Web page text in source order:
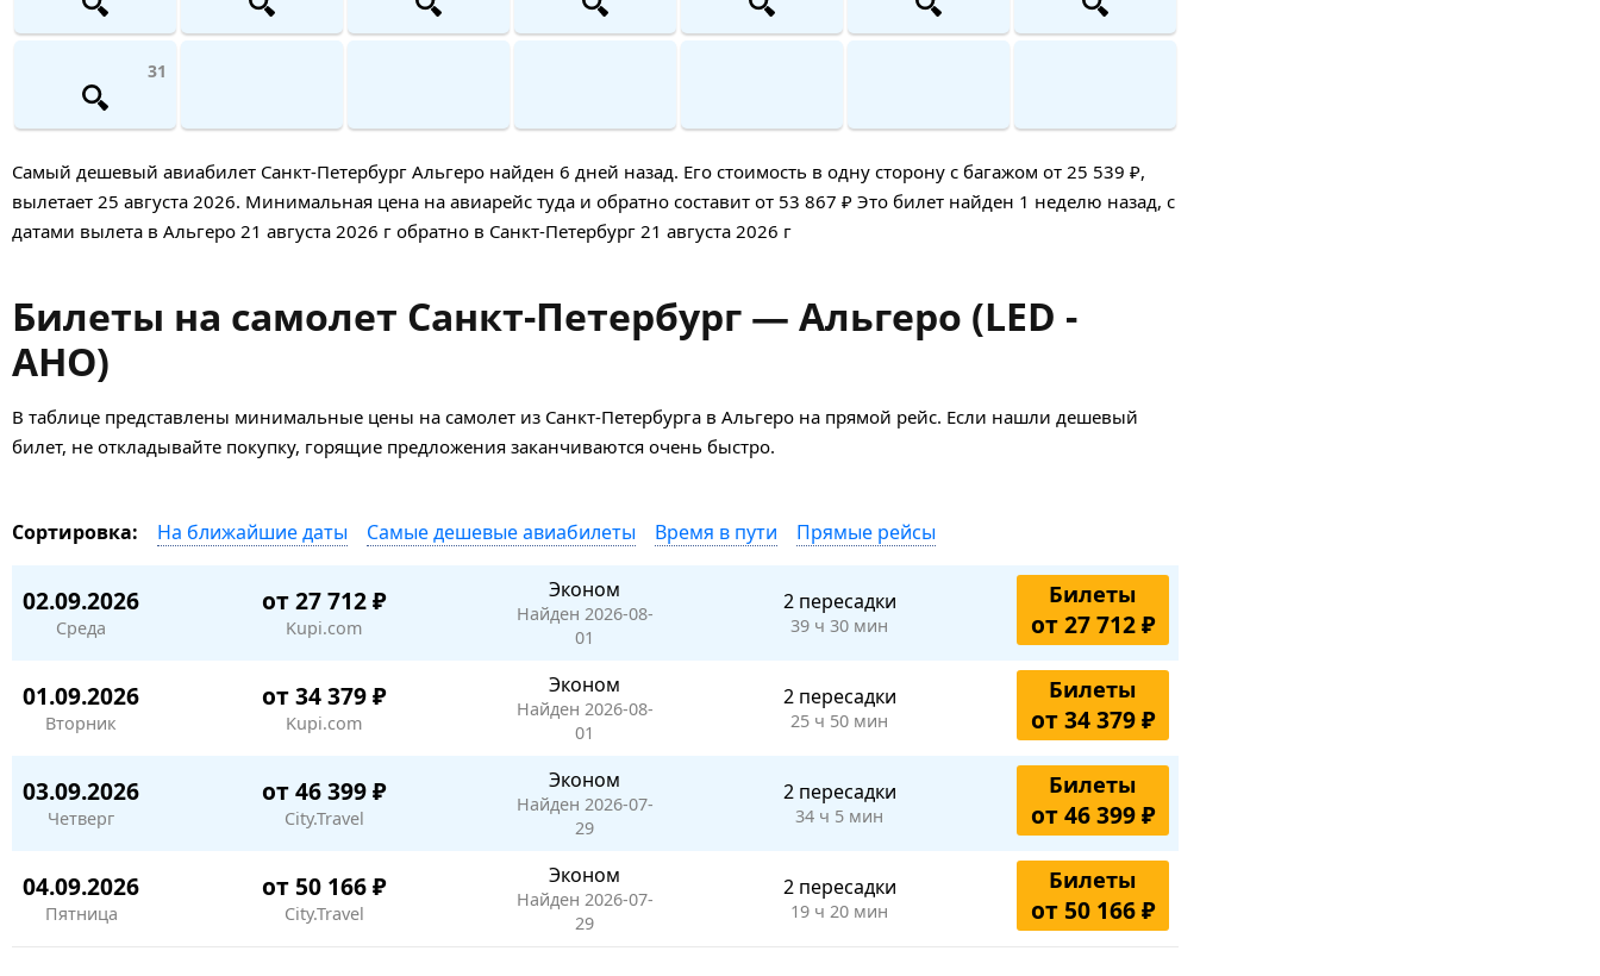
31
Самый дешевый авиабилет Санкт-Петербург Альгеро найден 6 дней назад. Его стоимость в одну сторону с багажом от 25 539 ₽,
вылетает 25 августа 2026. Минимальная цена на авиарейс туда и обратно составит от 53 867 ₽ Это билет найден 1 неделю назад, с
датами вылета в Альгеро 21 августа 2026 г обратно в Санкт-Петербург 21 августа 2026 г
Билеты на самолет Санкт-Петербург — Альгеро (LED -
AHO)
В таблице представлены минимальные цены на самолет из Санкт-Петербурга в Альгеро на прямой рейс. Если нашли дешевый
билет, не откладывайте покупку, горящие предложения заканчиваются очень быстро.
Сортировка: На ближайшие даты Самые дешевые авиабилеты Время в пути Прямые рейсы
02.09.2026
Среда
от 27 712 ₽
Kupi.com
Эконом
Найден 2026-08-
01
2 пересадки
39 ч 30 мин
Билеты
от 27 712 ₽
01.09.2026
Вторник
от 34 379 ₽
Kupi.com
Эконом
Найден 2026-08-
01
2 пересадки
25 ч 50 мин
Билеты
от 34 379 ₽
03.09.2026
Четверг
от 46 399 ₽
City.Travel
Эконом
Найден 2026-07-
29
2 пересадки
34 ч 5 мин
Билеты
от 46 399 ₽
04.09.2026
Пятница
от 50 166 ₽
City.Travel
Эконом
Найден 2026-07-
29
2 пересадки
19 ч 20 мин
Билеты
от 50 166 ₽